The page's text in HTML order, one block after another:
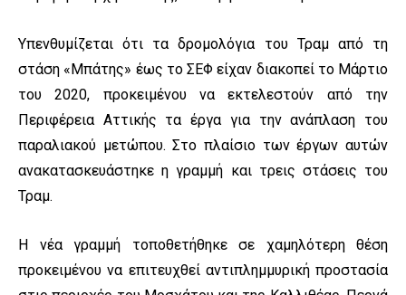
Υπενθυμίζεται ότι τα δρομολόγια του Τραμ από τη
στάση «Μπάτης» έως το ΣΕΦ είχαν διακοπεί το Μάρτιο
του 2020, προκειμένου να εκτελεστούν από την
Περιφέρεια Αττικής τα έργα για την ανάπλαση του
παραλιακού μετώπου. Στο πλαίσιο των έργων αυτών
ανακατασκευάστηκε η γραμμή και τρεις στάσεις του
Τραμ.
Η νέα γραμμή τοποθετήθηκε σε χαμηλότερη θέση
προκειμένου να επιτευχθεί αντιπλημμυρική προστασία